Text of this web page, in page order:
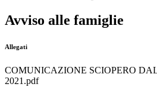
Avviso alle famiglie
Allegati
COMUNICAZIONE SCIOPERO
2021.pdf